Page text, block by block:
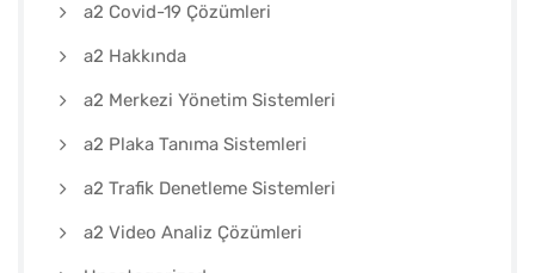
a2 Covid-19 Çözümleri
a2 Hakkında
a2 Merkezi Yönetim Sistemleri
a2 Plaka Tanıma Sistemleri
a2 Trafik Denetleme Sistemleri
a2 Video Analiz Çözümleri